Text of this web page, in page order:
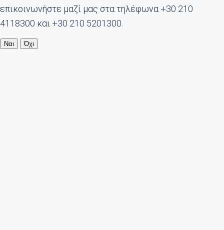
επικοινωνήστε μαζί μας στα τηλέφωνα +30 210
4118300 και +30 210 5201300
Ναι Όχι